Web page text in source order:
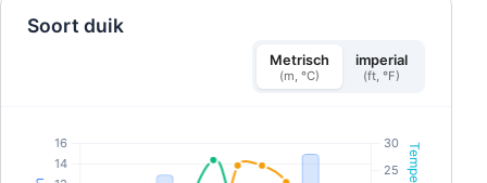
Soort duik
Metrisch
(m, °C)
imperial
(ft, °F)